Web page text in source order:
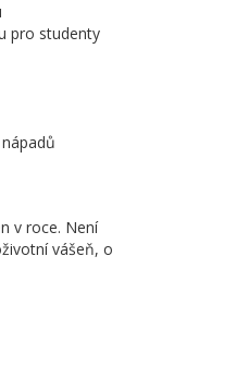
pro studenty
v roce. Není
vášeň, o